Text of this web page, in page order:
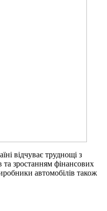
відчуває труднощі з
зростанням фінансових
автомобілів також